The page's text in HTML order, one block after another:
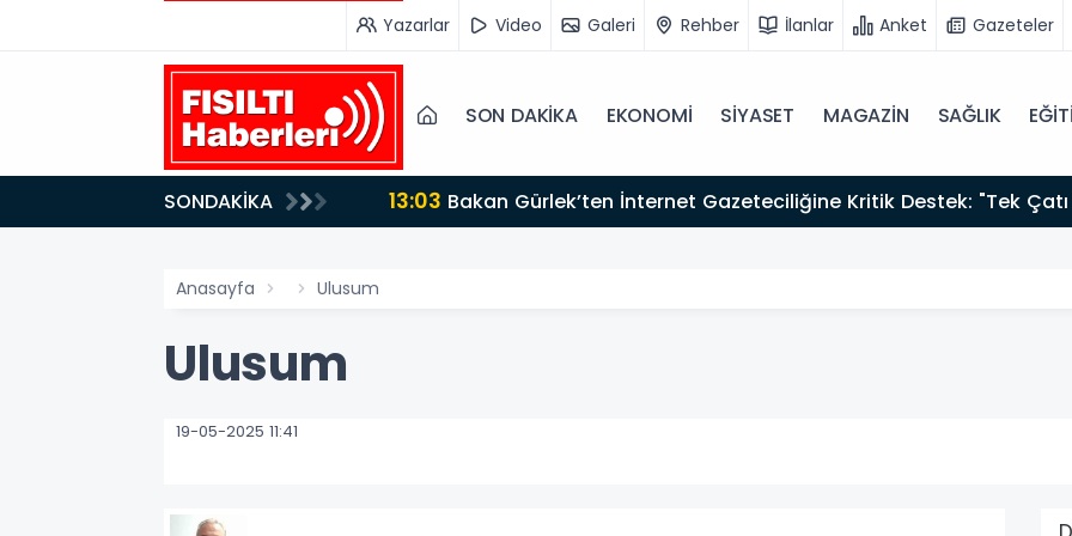
Yazarlar Video Galeri Rehber İlanlar Anket Gazeteler
SON DAKİKA EKONOMİ SİYASET MAGAZİN SAĞLIK
SONDAKİKA 13:03
Düzenlemeye Hazırız"
Anasayfa Ulusum
Ulusum
19-05-2025 11:41